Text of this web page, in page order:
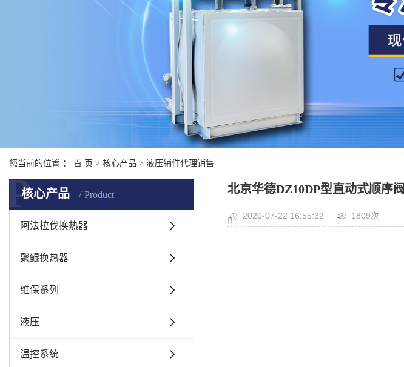
您当前的位置 ： 首 页 > 核心产品 > 液压辅件代理销售
核心产品 Product
P
阿法拉伐换热器
聚鲲换热器
维保系列
液压
温控系统
北京华德DZ10DP型直动式顺序阀
2020-07-22 16:55:32 1809次